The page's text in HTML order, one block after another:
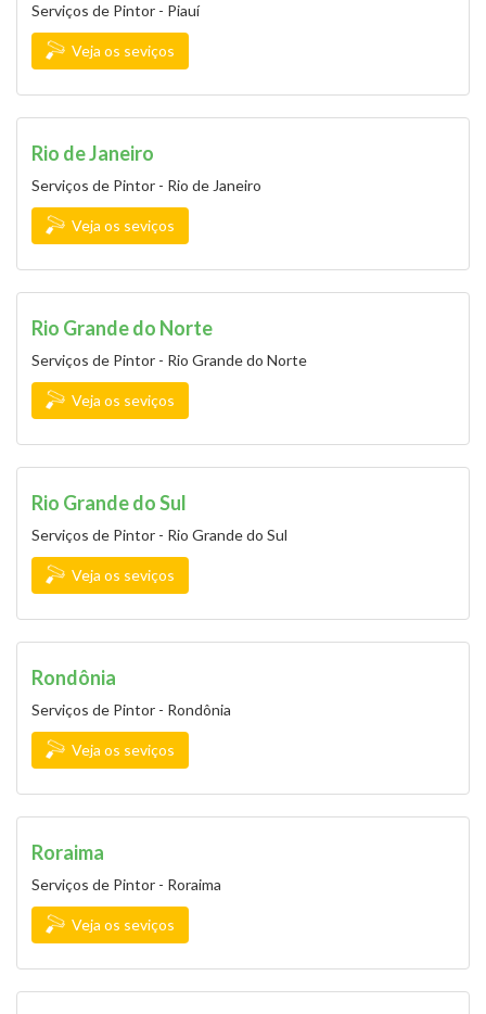
Serviços de Pintor - Piauí
Veja os seviços
Rio de Janeiro
Serviços de Pintor - Rio de Janeiro
Veja os seviços
Rio Grande do Norte
Serviços de Pintor - Rio Grande do Norte
Veja os seviços
Rio Grande do Sul
Serviços de Pintor - Rio Grande do Sul
Veja os seviços
Rondônia
Serviços de Pintor - Rondônia
Veja os seviços
Roraima
Serviços de Pintor - Roraima
Veja os seviços